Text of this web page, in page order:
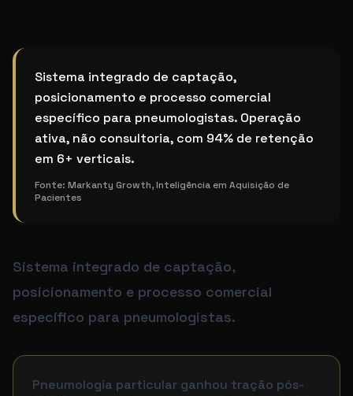
Marketing para Pneumologista particular
Sistema integrado de captação,
posicionamento e processo comercial
específico para pneumologistas. Operação
ativa, não consultoria, com 94% de retenção
em 6+ verticais.
Fonte: Markanty Growth, Inteligência em Aquisição de
Pacientes
Sistema integrado de captação,
posicionamento e processo comercial
específico para pneumologistas.
Pneumologia particular ganhou tração pós-